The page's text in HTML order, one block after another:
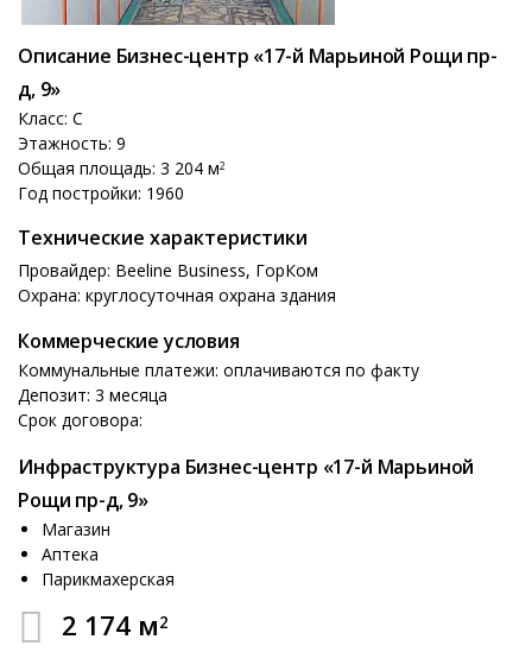
Описание Бизнес-центр «17-й Марьиной Рощи пр-
д, 9»
Класс: C
Этажность: 9
Общая площадь: 3 204 м2
Год постройки: 1960
Технические характеристики
Провайдер: Beeline Business, ГорКом
Охрана: круглосуточная охрана здания
Коммерческие условия
Коммунальные платежи: оплачиваются по факту
Депозит: 3 месяца
Срок договора:
Инфраструктура Бизнес-центр «17-й Марьиной
Рощи пр-д, 9»
Магазин
Аптека
Парикмахерская
2 174 м2